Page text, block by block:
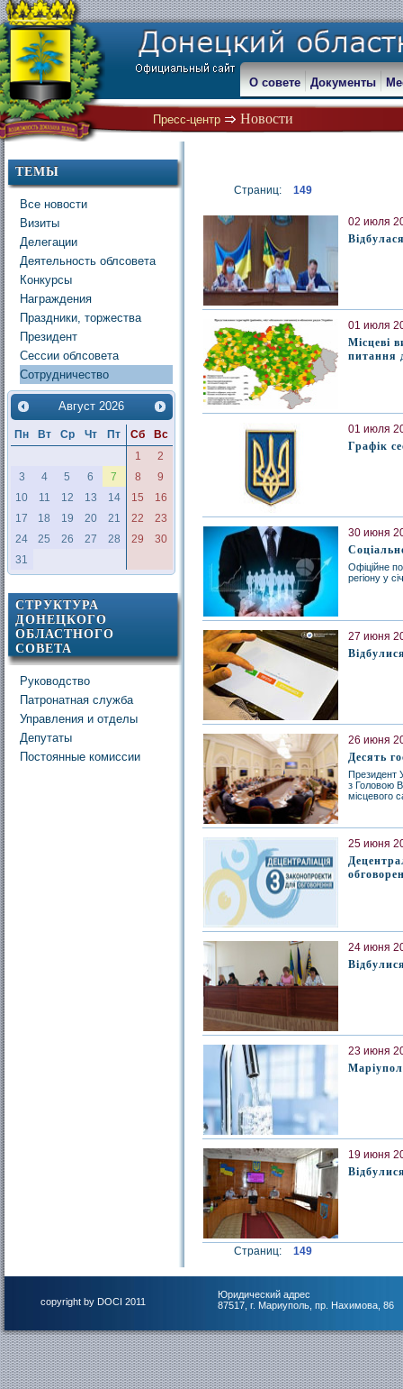
Пресс-центр Новости
О совете Документы
ТЕМЫ
Все новости
Визиты
Делегации
Деятельность облсовета
Конкурсы
Награждения
Праздники, торжества
Президент
Сессии облсовета
Сотрудничество
Август 2026
Пн Вт Ср Чт Пт Сб
Вс
1
2
3
4 5 6 7 8
9
10
11 12 13 14 15
16
17
18 19 20 21 22
23
24
25 26 27 28 29
30
31
СТРУКТУРА
ДОНЕЦКОГО
ОБЛАСТНОГО
СОВЕТА
Руководство
Патронатная служба
Управления и отделы
Депутаты
Постоянные комиссии
Страниц: 149
02 июля
01 июля
Місцеві
питання
01 июля
Графік
30 июня
Офіційне
регіону у
27 июня
26 июня
Десять
Президент
з Головою
місцевого
25 июня
24 июня
23 июня
19 июня
Страниц: 149
copyright by DOCI 2011
Юридический адрес
87517, г. Мариуполь, пр. Нахимова, 86